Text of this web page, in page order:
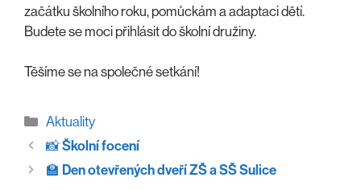
začátku školního roku, pomůckám a adaptaci dětí.
Budete se moci přihlásit do školní družiny.
Těšíme se na společné setkání!
Rubriky
Aktuality
📸Školní focení
🏫 Den otevřených dveří ZŠ a SŠ Sulice